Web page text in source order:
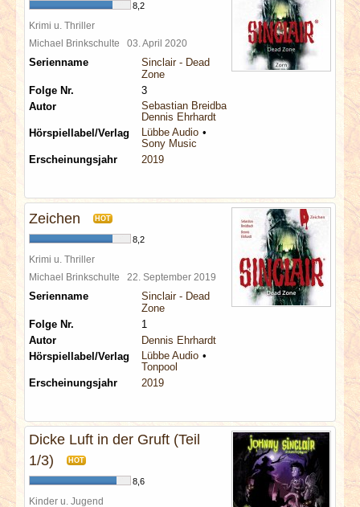
8,2
Krimi u. Thriller
Michael Brinkschulte 03. April 2020
Serienname
Sinclair - Dead
Zone
Folge Nr.
3
Autor
Sebastian Breidbach
Dennis Ehrhardt
Hörspiellabel/Verlag
Lübbe Audio
Sony Music
Erscheinungsjahr
2019
Zeichen HOT
8,2
Krimi u. Thriller
Michael Brinkschulte 22. September 2019
Serienname
Sinclair - Dead
Zone
Folge Nr.
1
Autor
Dennis Ehrhardt
Hörspiellabel/Verlag
Lübbe Audio
Tonpool
Erscheinungsjahr
2019
Dicke Luft in der Gruft (Teil
1/3)
HOT
8,6
Kinder u. Jugend